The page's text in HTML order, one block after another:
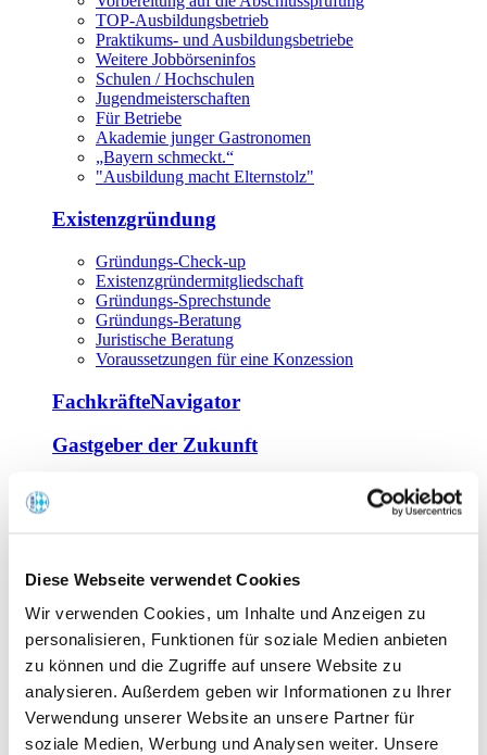
Diese Webseite verwendet Cookies
Wir verwenden Cookies, um Inhalte und Anzeigen zu
personalisieren, Funktionen für soziale Medien anbieten
zu können und die Zugriffe auf unsere Website zu
analysieren. Außerdem geben wir Informationen zu Ihrer
Verwendung unserer Website an unsere Partner für
soziale Medien, Werbung und Analysen weiter. Unsere
TOP-Ausbildungsbetrieb
Praktikums- und Ausbildungsbetriebe
Weitere Jobbörseninfos
Schulen / Hochschulen
Jugendmeisterschaften
Für Betriebe
Akademie junger Gastronomen
„Bayern schmeckt.“
"Ausbildung macht Elternstolz"
Existenzgründung
Gründungs-Check-up
Existenzgründermitgliedschaft
Gründungs-Sprechstunde
Gründungs-Beratung
Juristische Beratung
Voraussetzungen für eine Konzession
FachkräfteNavigator
Gastgeber der Zukunft
Offene Seminare
Tagen im Palais
Wirte-und Unternehmerbrief
Lernplattform BOUNTI
Partner
Branchennahe Organisationen